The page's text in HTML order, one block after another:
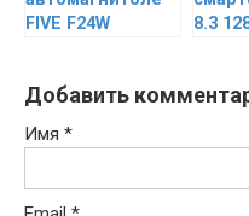
FIVE F24W
8.3
Добавить
Имя *